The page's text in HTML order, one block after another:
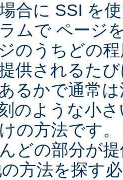
合に SSI を
ムで ページ
のうちどの
供されるた
るかで通常
のような小
の方法です
どの部分が
方法を探す